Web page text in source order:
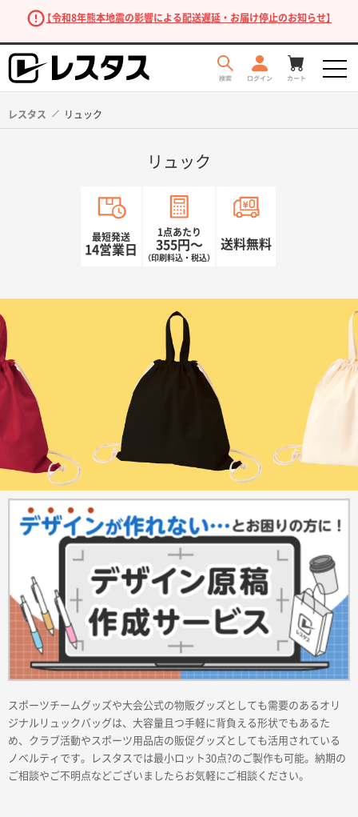
【令和8年熊本地震の影響による配送遅延・お届け停止のお知らせ】
商品カテゴリーから探す
ターゲットから探す
目的・シーンから探す
イベントから探す
印刷色から探す
サイトメニュー
初めての方へ
レスタス リュック
リュック
最短発送
14営業日
1点あたり
355円〜
（印刷料込・税込）
送料無料
スポーツチームグッズや大会公式の物販グッズとしても需要のあるオリ
ジナルリュックバッグは、大容量且つ手軽に背負える形状でもあるた
め、クラブ活動やスポーツ用品店の販促グッズとしても活用されている
ノベルティです。レスタスでは最小ロット30点?のご製作も可能。納期の
ご相談やご不明点などございましたらお気軽にご相談ください。